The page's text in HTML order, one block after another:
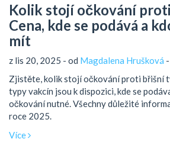
Kolik stojí očkování
Cena, kde se podává a
mít
z lis 20, 2025 - od Magdalena Hrušková -
Zjistěte, kolik stojí očkování proti břišní
typy vakcín jsou k dispozici, kde se
očkování nutné. Všechny důležité
roce 2025.
Více